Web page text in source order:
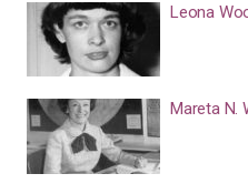
Leona
Mareta N.